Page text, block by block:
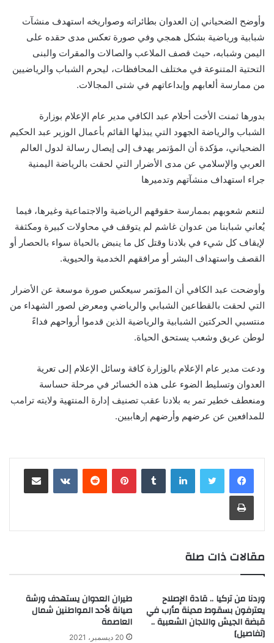
وأوضح الضحياني إن العدوان بطائراته وصواريخه استهدف منشآت
شبابية ورياضية بشكل همجي وفي صورة تعكس مدى حقده على
اليمن وشبابه، حيث قصف الملاعب والصالات والمقرات والبنى
التحتية المتنوعة في مختلف المحافظات، ليحرم الشباب والرياضيين
من ممارسة ألعابهم وإبداعاتهم في شتى المجالات.
بدورها ثمنت الأخت أحلام عبد الكافي مدير عام الإعلام بوزارة
الشباب والرياضة الجهود التي يبذلها القائم بأعمال الوزير عبد الحكيم
الضحياني، مؤكدة أن المؤتمر يهدف إلى إيصال رسالة لدول العالم
العربي والإسلامي عن مدى الأضرار التي لحقت بالرياضة اليمنية
جراء استهداف منشآتهم وتدميرها
لتنعم شعوبهم بممارسة حقوقهم الرياضية والاجتماعية وغيرها، فيما
يُعاني شبابنا من عدوان غاشم لم يتوقف في محاولات كبيرة ومكثفة
لإيقاف كل شيء في بلادنا وقتل كل ما ينبض بالحياة سواء بالحصار أو
القصف واستهداف البشر أو مرافقهم الخدمية والحيوية.
وأوضحت عبد الكافي أن المؤتمر سيعكس صورة موسعة عن الأضرار
التي لحقت بالقطاعين الشبابي والرياضي ومعرض لصور الشهداء من
منتسبي الحركتين الشبابية والرياضية الذين قدموا أرواحهم فداءً
لوطن عريق وشعب يستحق الحياة.
ودعت مدير عام الإعلام بالوزارة كافة وسائل الإعلام إلى تعرية
العدوان وتسليط الضوء على هذه الخسائر في مرحلة حساسة
ومنعطف خطير تمر به بلادنا عقب تصنيف إدارة المنتهية ولايته ترامب
للمدافعين عن عرضهم وأرضهم إرهابيين.
لينكدإن بينتيريست
مقالات ذات صلة
وردنا من تركيا .. قادة الإصلاح
يعترفون بسقوط مدينة مأرب في
قبضة الجيش واللجان الشعبية ..
[تفاصيل]
طيران العدوان يستهدف ورشة
صيانة لأحد المواطنين شمال
العاصمة
20 ديسمبر، 2021